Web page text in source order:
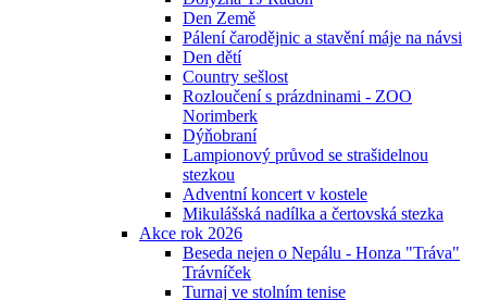
Den Země
Pálení čarodějnic a stavění máje na návsi
Den dětí
Country sešlost
Rozloučení s prázdninami - ZOO
Norimberk
Dýňobraní
Lampionový průvod se strašidelnou
stezkou
Adventní koncert v kostele
Mikulášská nadílka a čertovská stezka
Akce rok 2026
Beseda nejen o Nepálu - Honza "Tráva"
Trávníček
Turnaj ve stolním tenise